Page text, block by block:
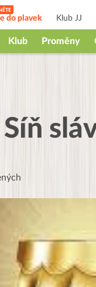
do plavek Klub JJ
Klub Proměny